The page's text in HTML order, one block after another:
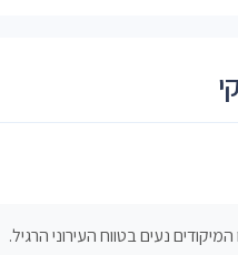
נעים בטווח העירוני הרגיל.